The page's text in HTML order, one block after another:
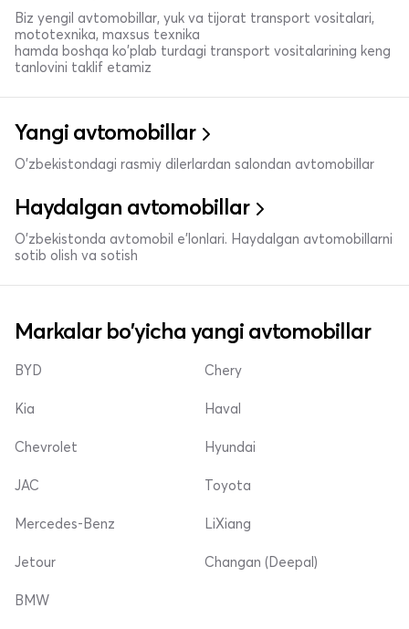
Biz yengil avtomobillar, yuk va tijorat transport vositalari,
mototexnika, maxsus texnika
hamda boshqa ko'plab turdagi transport vositalarining keng
tanlovini taklif etamiz
Yangi avtomobillar
O'zbekistondagi rasmiy dilerlardan salondan avtomobillar
Haydalgan avtomobillar
O'zbekistonda avtomobil e’lonlari. Haydalgan avtomobillarni
sotib olish va sotish
Markalar bo'yicha yangi avtomobillar
BYD
Kia
Chevrolet
Chery
Haval
Hyundai
JAC
Mercedes-Benz
Jetour
Toyota
LiXiang
Changan (Deepal)
BMW